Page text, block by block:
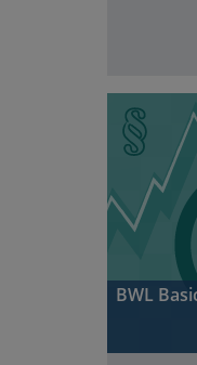
BWL